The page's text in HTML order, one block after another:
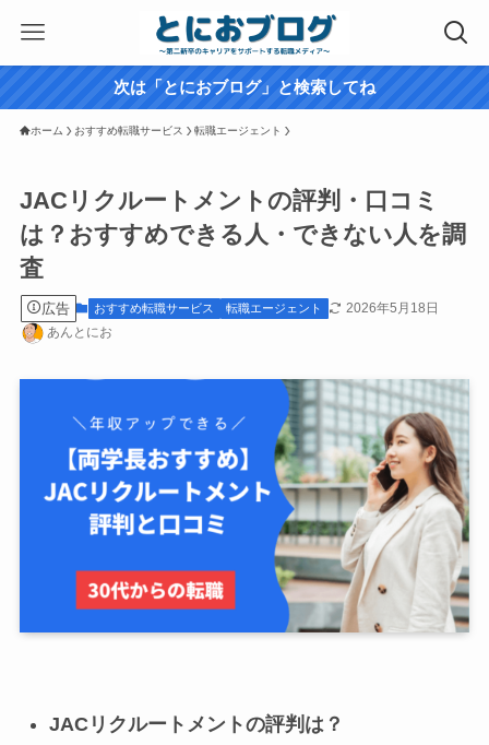
次は「とにおブログ」と検索してね
ホーム おすすめ転職サービス 転職エージェント
JACリクルートメントの評判・口コミ
は？おすすめできる人・できない人を調
査
広告 おすすめ転職サービス 転職エージェント
2026年5月18日
あんとにお
JACリクルートメントの評判は？